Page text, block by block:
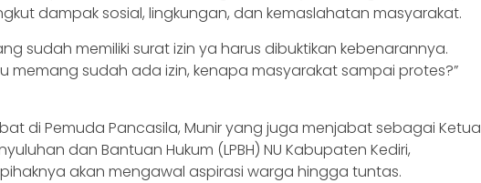
dampak sosial, lingkungan, dan kemaslahatan masyarakat.
sudah memiliki surat izin ya harus dibuktikan kebenarannya.
memang sudah ada izin, kenapa masyarakat sampai protes?”
di Pemuda Pancasila, Munir yang juga menjabat sebagai Ketua
dan Bantuan Hukum (LPBH) NU Kabupaten Kediri,
akan mengawal aspirasi warga hingga tuntas.